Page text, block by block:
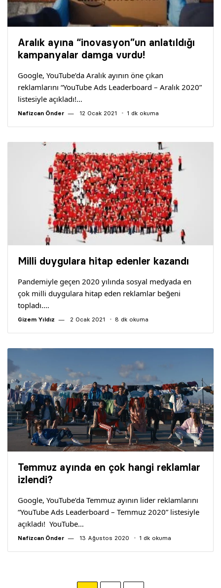
Aralık ayına “inovasyon”un anlatıldığı
kampanyalar damga vurdu!
Google, YouTube’da Aralık ayının öne çıkan
reklamlarını “YouTube Ads Leaderboard – Aralık 2020”
listesiyle açıkladı!…
Nafizcan Önder 12 Ocak 2021 1 dk okuma
Milli duygulara hitap edenler kazandı
Pandemiyle geçen 2020 yılında sosyal medyada en
çok milli duygulara hitap eden reklamlar beğeni
topladı.…
Gizem Yıldız 2 Ocak 2021 8 dk okuma
Temmuz ayında en çok hangi reklamlar
izlendi?
Google, YouTube’da Temmuz ayının lider reklamlarını
“YouTube Ads Leaderboard – Temmuz 2020” listesiyle
açıkladı! YouTube…
Nafizcan Önder 13 Ağustos 2020 1 dk okuma